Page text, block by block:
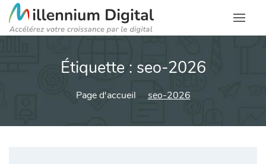
Étiquette : seo-2026
Page d'accueil seo-2026